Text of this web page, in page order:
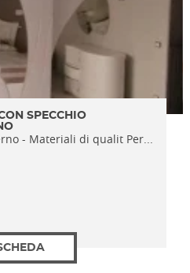
SPECCHIO
- Materiali di qualit Per...